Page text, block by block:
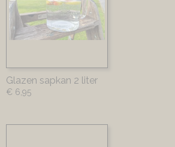
Glazen sapkan 2 liter
€ 6,95